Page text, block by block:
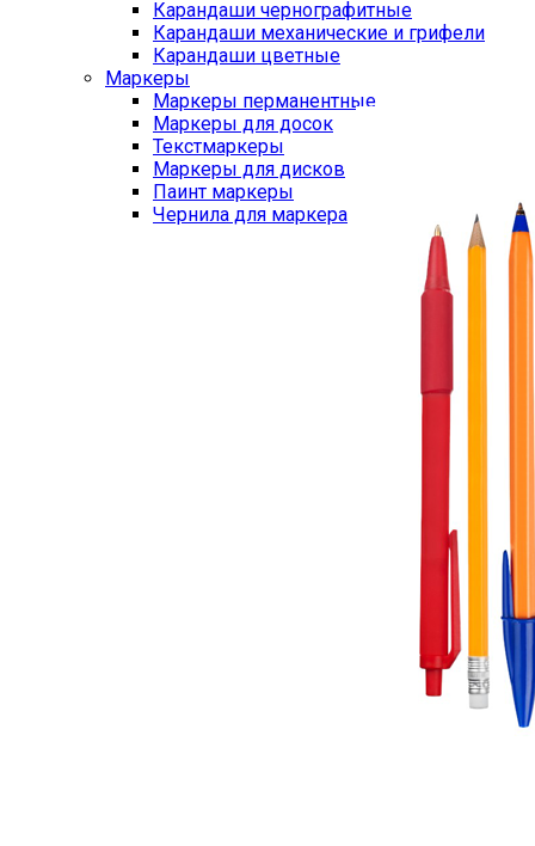
Карандаши чернографитные
Карандаши механические и грифели
Карандаши цветные
Маркеры
Маркеры перманентные
Маркеры для досок
Текстмаркеры
Маркеры для дисков
Паинт маркеры
Чернила для маркера